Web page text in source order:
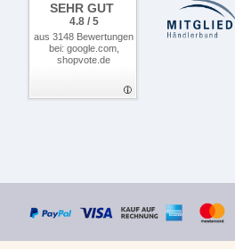
SEHR GUT
4.8 / 5
aus 3148 Bewertungen
bei: google.com,
shopvote.de